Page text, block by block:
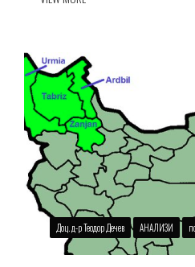
Доц. д-р Теодор Дечев АНАЛИЗИ